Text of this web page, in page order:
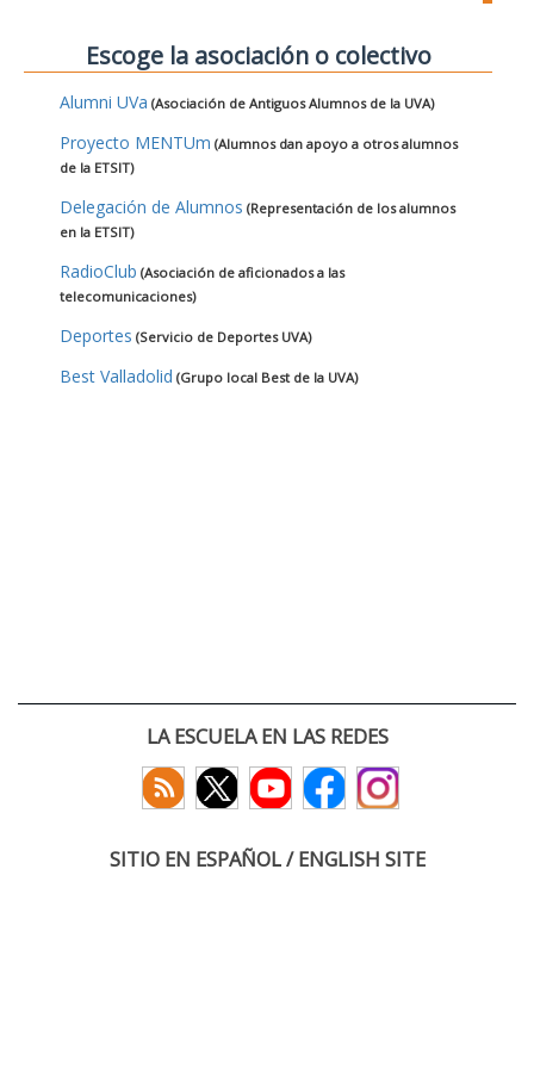
Escoge la asociación o colectivo
Alumni UVa (Asociación de Antiguos Alumnos de la UVA)
Proyecto MENTUm (Alumnos dan apoyo a otros alumnos
de la ETSIT)
Delegación de Alumnos (Representación de los alumnos
en la ETSIT)
RadioClub (Asociación de aficionados a las
telecomunicaciones)
Deportes (Servicio de Deportes UVA)
Best Valladolid (Grupo local Best de la UVA)
LA ESCUELA EN LAS REDES
SITIO EN ESPAÑOL / ENGLISH SITE